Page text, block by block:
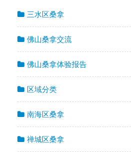
三水区桑拿
佛山桑拿交流
佛山桑拿体验报告
区域分类
南海区桑拿
禅城区桑拿